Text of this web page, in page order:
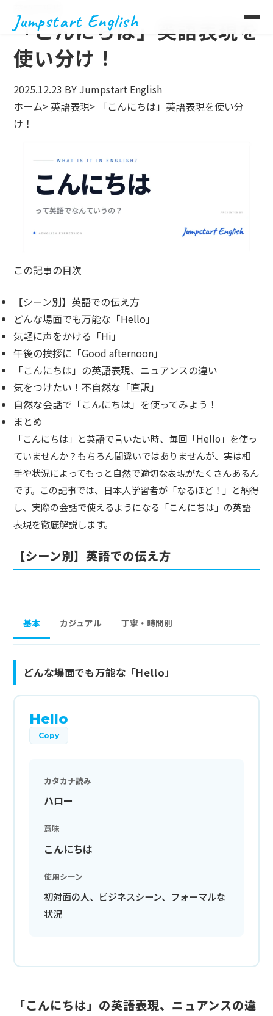
Jumpstart English
「こんにちは」英語表現を
使い分け！
2025.12.23 BY Jumpstart English
ホーム> 英語表現> 「こんにちは」英語表現を使い分
け！
この記事の目次
【シーン別】英語での伝え方
どんな場面でも万能な「Hello」
気軽に声をかける「Hi」
午後の挨拶に「Good afternoon」
「こんにちは」の英語表現、ニュアンスの違い
気をつけたい！不自然な「直訳」
自然な会話で「こんにちは」を使ってみよう！
まとめ
「こんにちは」と英語で言いたい時、毎回「Hello」を使っ
ていませんか？もちろん間違いではありませんが、実は相
手や状況によってもっと自然で適切な表現がたくさんあるん
です。この記事では、日本人学習者が「なるほど！」と納得
し、実際の会話で使えるようになる「こんにちは」の英語
表現を徹底解説します。
【シーン別】英語での伝え方
基本 カジュアル 丁寧・時間別
どんな場面でも万能な「Hello」
Hello
Copy
カタカナ読み
ハロー
意味
こんにちは
使用シーン
初対面の人、ビジネスシーン、フォーマルな
状況
「こんにちは」の英語表現、ニュアンスの違